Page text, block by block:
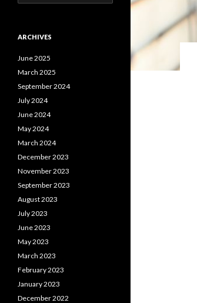
e
c
f
o
:
ARCHIVES
June 2025
March 2025
September 2024
July 2024
June 2024
May 2024
March 2024
December 2023
November 2023
September 2023
August 2023
July 2023
June 2023
May 2023
March 2023
February 2023
January 2023
December 2022